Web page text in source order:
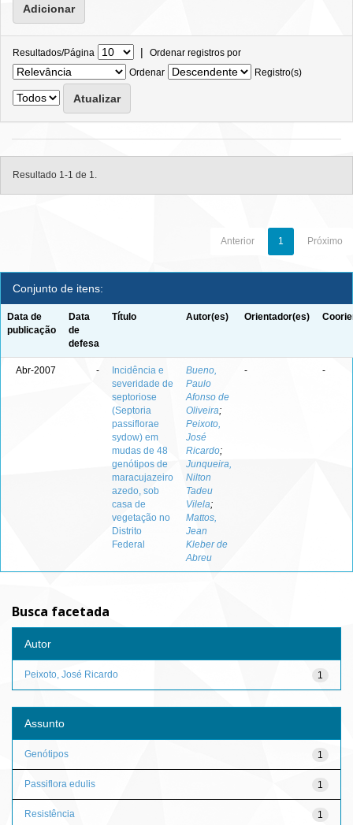
Resultados/Página | Ordenar registros por
Ordenar
Registro(s)
Resultado 1-1 de 1.
Anterior 1 Próximo
Conjunto de itens:
Data de
publicação
Data
de
defesa
Título Autor(es) Orientador(es)
Abr-2007 -
Incidência e
severidade de
septoriose
(Septoria
passiflorae
sydow) em
mudas de 48
genótipos de
maracujazeiro
azedo, sob
casa de
vegetação no
Distrito
Federal
Bueno,
Paulo
Afonso de
Oliveira;
Peixoto,
José
Ricardo;
Junqueira,
Nilton
Tadeu
Vilela;
Mattos,
Jean
Kleber de
Abreu
- -
Busca facetada
Autor
1
Peixoto, José Ricardo
Assunto
1
Genótipos
1
Passiflora edulis
1
Resistência